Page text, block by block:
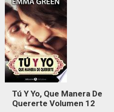
Tú Y Yo, Que Manera De
Quererte Volumen 12